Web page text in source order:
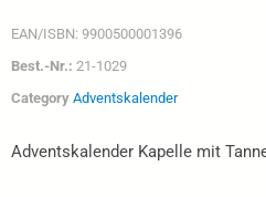
EAN/ISBN: 9900500001396
Best.-Nr.: 21-1029
Category Adventskalender
Adventskalender Kapelle mit